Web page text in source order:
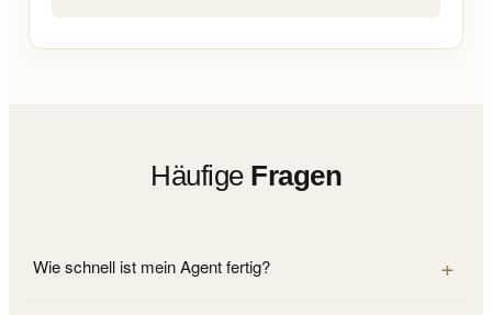
Häufige Fragen
Wie schnell ist mein Agent fertig?